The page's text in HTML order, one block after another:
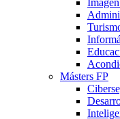
Másters FP